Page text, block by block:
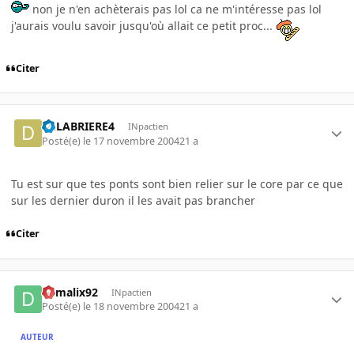
non je n'en achèterais pas lol ca ne m'intéresse pas lol
j'aurais voulu savoir jusqu'où allait ce petit proc...
Citer
DELABRIERE4 INpactien
Posté(e) le 17 novembre 200421 a
Tu est sur que tes ponts sont bien relier sur le core par ce que
sur les dernier duron il les avait pas brancher
Citer
damalix92 INpactien
Posté(e) le 18 novembre 200421 a
AUTEUR